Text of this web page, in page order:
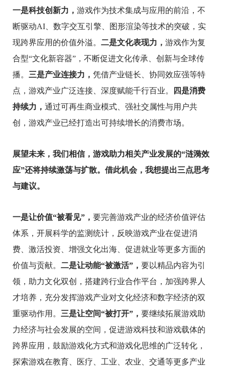
一是科技创新力， 游戏作为技术集成与应用的前沿，不
断驱动AI、数字交互引擎、图形渲染等技术的突破，实
现跨界应用的价值外溢。 二是文化表现力， 游戏作为复
合型“文化新容器”，不断促进文化传承、创新与全球传
播。 三是产业连接力， 凭借产业链长、协同效应强等特
点，游戏产业广泛连接、深度赋能千行百业。
四是消费
持续力， 通过可再生商业模式、强社交属性与用户共
创，游戏产业已经打造出可持续增长的消费市场。
展望未来，我们相信，游戏助力相关产业发展的“涟漪效
应”还将持续激荡与扩散。 借此机会 ， 我想提出三点思考
与建议。
一是让价值“被看见”， 要完善游戏产业的经济价值评估
体系，开展科学的监测统计，反映游戏产业在促进消
费、激活投资、增强文化出海、 促进就业等更多方面的
价值与贡献。 二是让动能“被激活”， 要以精品内容为引
领，助力文化双创，搭建跨行业合作平台，加强跨界人
才培养，充分发挥游戏产业对文化经济和数字经济的双
重驱动作用。 三是让空间“被打开”， 要继续拓展游戏助
力经济与社会发展的空间 ，促进游戏科技和游戏载体的
跨界应用，鼓励游戏化方式和游戏化思维的广泛转化，
探索游戏在教育、医疗、工业、农业、交通等更多产业